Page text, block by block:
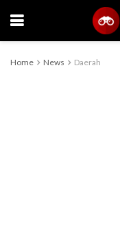
Home News Daerah